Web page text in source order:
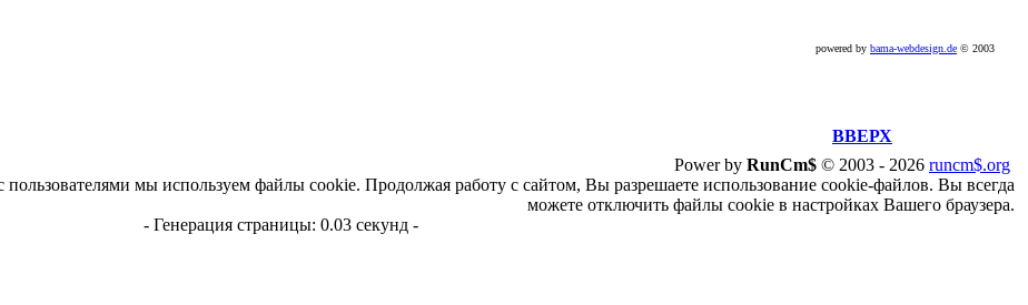
powered by bama-webdesign.de © 2003
ВВЕРХ
Power by RunCm$ © 2003 - 2026 runcm$.org
пользователями мы используем файлы cookie. Продолжая работу с сайтом, Вы разрешаете использование cookie-файлов. Вы всегда
можете отключить файлы cookie в настройках Вашего браузера.
- Генерация страницы: 0.03 секунд -